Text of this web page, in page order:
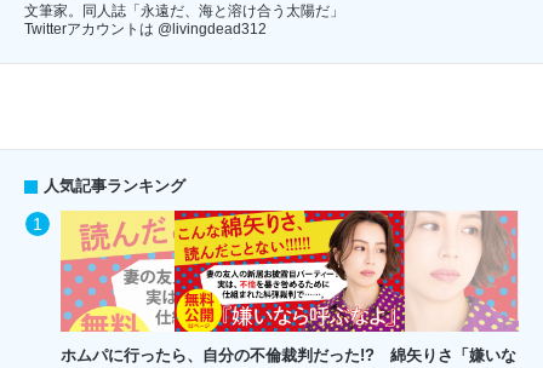
文筆家。同人誌「永遠だ、海と溶け合う太陽だ」
Twitterアカウントは @livingdead312
人気記事ランキング
ホムパに行ったら、自分の不倫裁判だった!? 綿矢りさ「嫌いな